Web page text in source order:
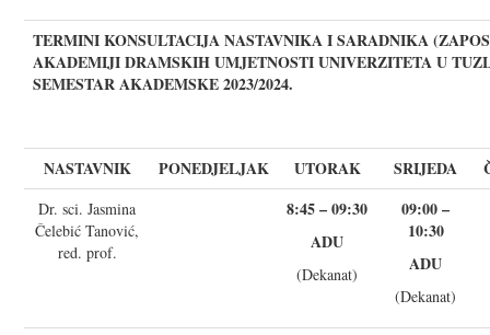
KONTAKT INFORMACIJE
SILABUSI
TERMINI KONSULTACIJA NASTAVNIKA I SARADNIKA
AKADEMIJI DRAMSKIH UMJETNOSTI UNIVERZITETA U
SEMESTAR AKADEMSKE 2023/2024.
NASTAVNIK PONEDJELJAK UTORAK SRIJEDA
Dr. sci. Jasmina
Čelebić Tanović,
red. prof.
8:45 – 09:30
ADU
(Dekanat)
09:00 –
10:30
ADU
(Dekanat)